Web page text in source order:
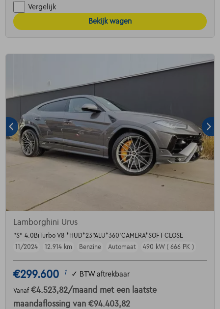
Vergelijk
Bekijk wagen
Lamborghini Urus
"S" 4.0BiTurbo V8 *HUD*23"ALU*360'CAMERA*SOFT CLOSE
11/2024
12.914 km Benzine Automaat 490 kW ( 666 PK )
€299.600 1 ✓ BTW aftrekbaar
Vanaf €4.523,82/maand met een laatste
maandaflossing van €94.403,82